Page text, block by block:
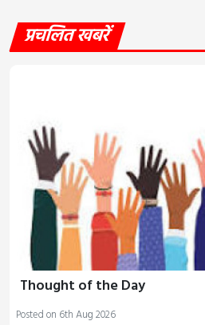
प्रचलित खबरें
Thought of the Day
Posted on 6th Aug 2026